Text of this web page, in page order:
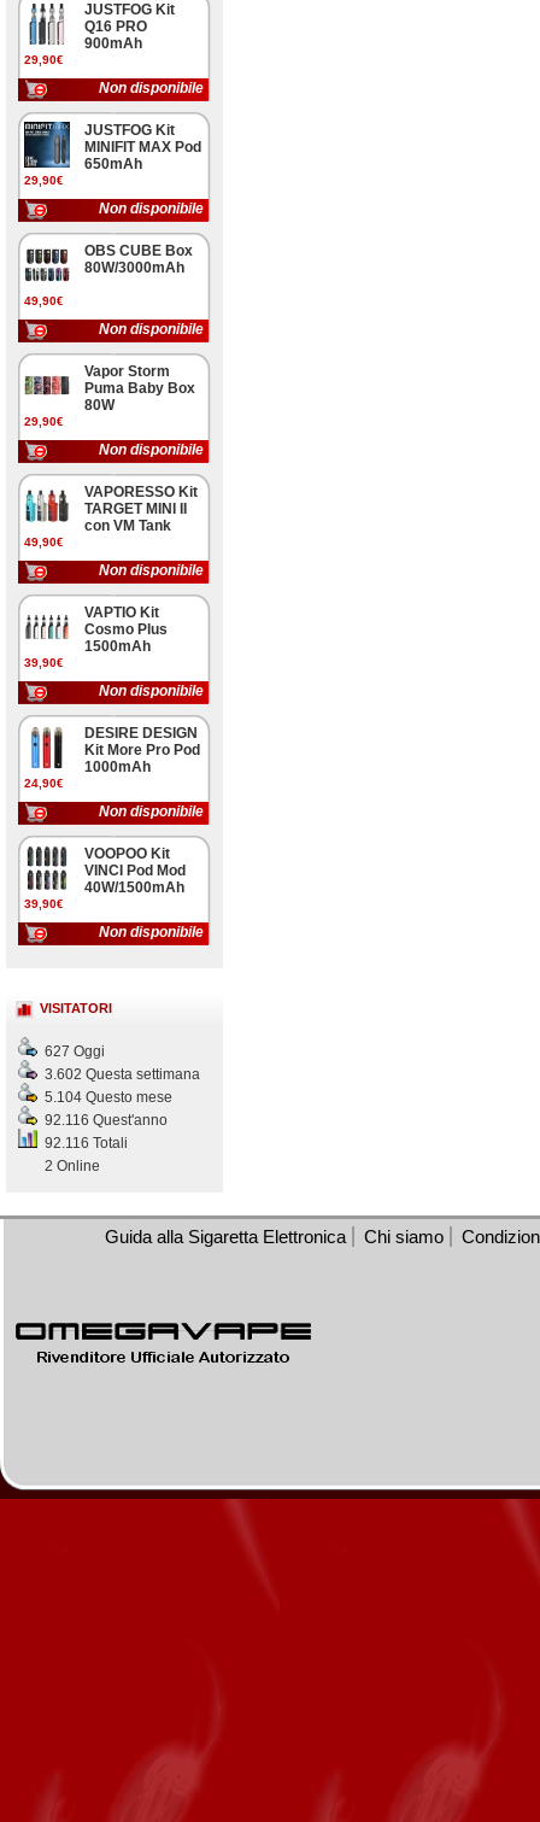
29,90€
JUSTFOG Kit
Q16 PRO
900mAh
Non disponibile
29,90€
JUSTFOG Kit
MINIFIT MAX Pod
650mAh
Non disponibile
49,90€
OBS CUBE Box
80W/3000mAh
Non disponibile
29,90€
Vapor Storm
Puma Baby Box
80W
Non disponibile
49,90€
VAPORESSO Kit
TARGET MINI II
con VM Tank
Non disponibile
39,90€
VAPTIO Kit
Cosmo Plus
1500mAh
Non disponibile
24,90€
DESIRE DESIGN
Kit More Pro Pod
1000mAh
Non disponibile
39,90€
VOOPOO Kit
VINCI Pod Mod
40W/1500mAh
Non disponibile
VISITATORI
627 Oggi
3.602 Questa settimana
5.104 Questo mese
92.116 Quest'anno
92.116 Totali
2 Online
Guida alla Sigaretta Elettronica Chi siamo